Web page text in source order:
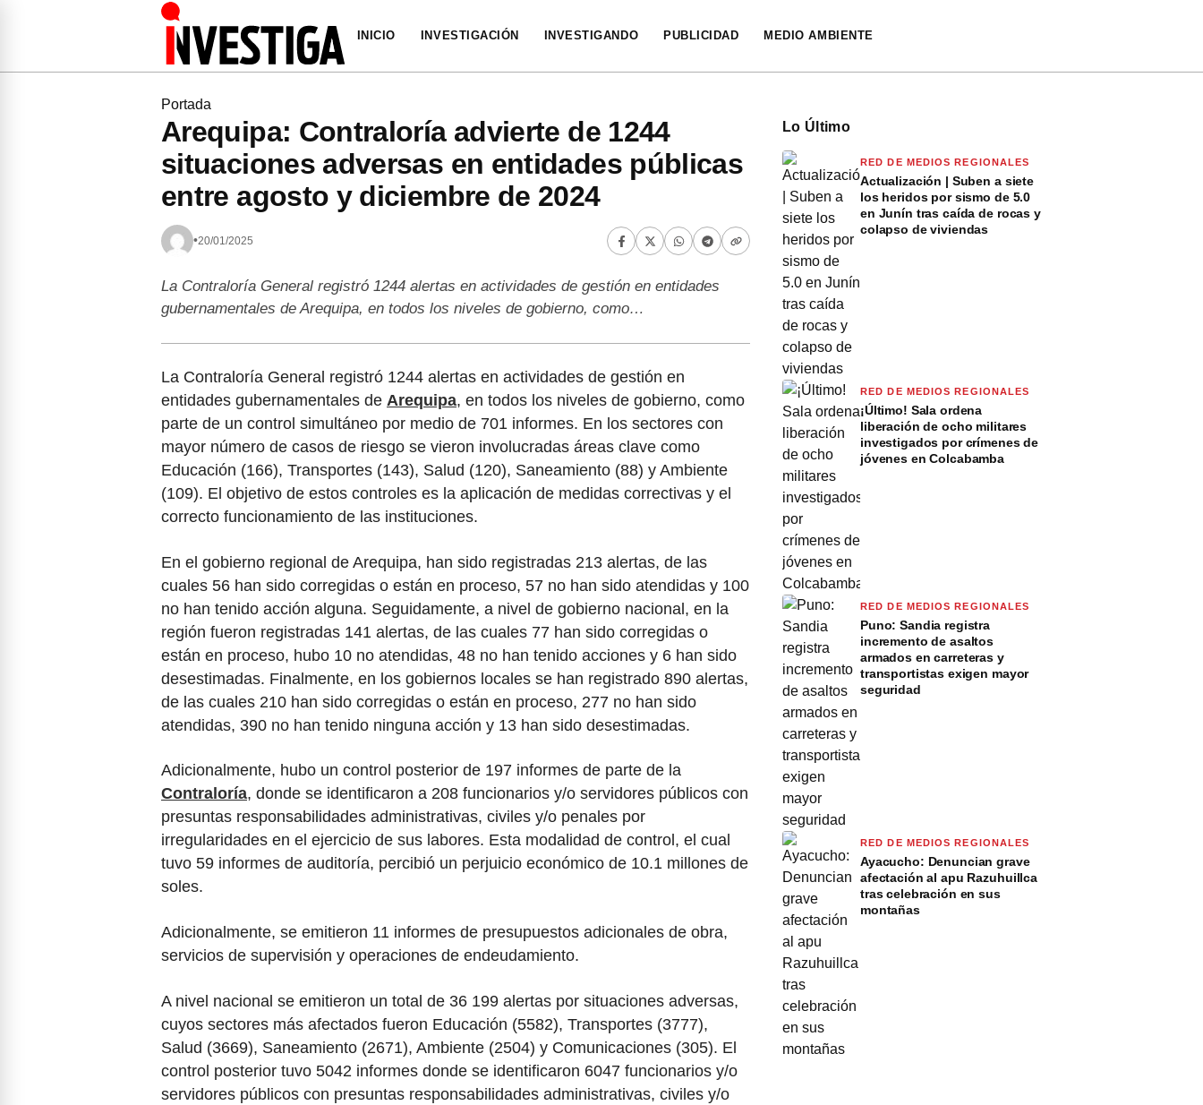
INICIO INVESTIGACIÓN INVESTIGANDO PUBLICIDAD MEDIO AMBIENTE
Portada
Arequipa: Contraloría advierte de 1244
situaciones adversas en entidades públicas
entre agosto y diciembre de 2024
•20/01/2025
La Contraloría General registró 1244 alertas en actividades de gestión en entidades
gubernamentales de Arequipa, en todos los niveles de gobierno, como…
La Contraloría General registró 1244 alertas en actividades de gestión en
entidades gubernamentales de Arequipa, en todos los niveles de gobierno, como
parte de un control simultáneo por medio de 701 informes. En los sectores con
mayor número de casos de riesgo se vieron involucradas áreas clave como
Educación (166), Transportes (143), Salud (120), Saneamiento (88) y Ambiente
(109). El objetivo de estos controles es la aplicación de medidas correctivas y el
correcto funcionamiento de las instituciones.
En el gobierno regional de Arequipa, han sido registradas 213 alertas, de las
cuales 56 han sido corregidas o están en proceso, 57 no han sido atendidas y 100
no han tenido acción alguna. Seguidamente, a nivel de gobierno nacional, en la
región fueron registradas 141 alertas, de las cuales 77 han sido corregidas o
están en proceso, hubo 10 no atendidas, 48 no han tenido acciones y 6 han sido
desestimadas. Finalmente, en los gobiernos locales se han registrado 890 alertas,
de las cuales 210 han sido corregidas o están en proceso, 277 no han sido
atendidas, 390 no han tenido ninguna acción y 13 han sido desestimadas.
Adicionalmente, hubo un control posterior de 197 informes de parte de la
Contraloría, donde se identificaron a 208 funcionarios y/o servidores públicos con
presuntas responsabilidades administrativas, civiles y/o penales por
irregularidades en el ejercicio de sus labores. Esta modalidad de control, el cual
tuvo 59 informes de auditoría, percibió un perjuicio económico de 10.1 millones de
soles.
Adicionalmente, se emitieron 11 informes de presupuestos adicionales de obra,
servicios de supervisión y operaciones de endeudamiento.
A nivel nacional se emitieron un total de 36 199 alertas por situaciones adversas,
cuyos sectores más afectados fueron Educación (5582), Transportes (3777),
Salud (3669), Saneamiento (2671), Ambiente (2504) y Comunicaciones (305). El
control posterior tuvo 5042 informes donde se identificaron 6047 funcionarios y/o
servidores públicos con presuntas responsabilidades administrativas, civiles y/o
Lo Último
RED DE MEDIOS REGIONALES
Actualización | Suben a siete
los heridos por sismo de 5.0
en Junín tras caída de rocas y
colapso de viviendas
RED DE MEDIOS REGIONALES
¡Último! Sala ordena
liberación de ocho militares
investigados por crímenes de
jóvenes en Colcabamba
RED DE MEDIOS REGIONALES
Puno: Sandia registra
incremento de asaltos
armados en carreteras y
transportistas exigen mayor
seguridad
RED DE MEDIOS REGIONALES
Ayacucho: Denuncian grave
afectación al apu Razuhuillca
tras celebración en sus
montañas